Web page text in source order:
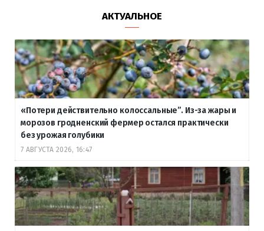
АКТУАЛЬНОЕ
«Потери действительно колоссальные”. Из-за жары и
морозов гродненский фермер остался практически
без урожая голубики
7 АВГУСТА 2026, 16:47